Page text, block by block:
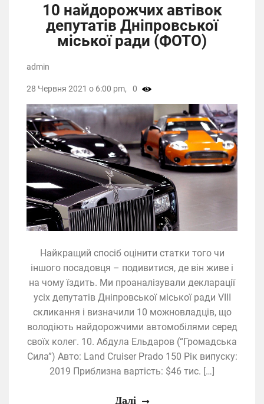
10 найдорожчих автівок
депутатів Дніпровської
міської ради (ФОТО)
Найкращий спосіб оцінити статки того чи
іншого посадовця – подивитися, де він живе і
на чому їздить. Ми проаналізували декларації
усіх депутатів Дніпровської міської ради VIIІ
скликання і визначили 10 можновладців, що
володіють найдорожчими автомобілями серед
своїх колег. 10. Абдула Ельдаров (“Громадська
Сила”) Авто: Land Cruiser Prado 150 Рік випуску:
2019 Приблизна вартість: $46 тис. […]
admin
28 Червня 2021 о 6:00 pm, 0
Далі